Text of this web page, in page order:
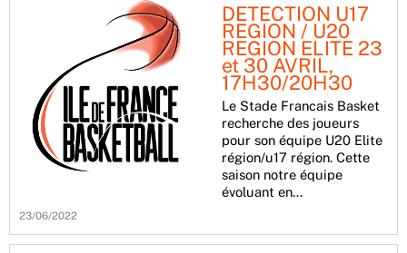
DETECTION U17
REGION / U20
REGION ELITE 23
et 30 AVRIL,
17H30/20H30
Le Stade Francais Basket
recherche des joueurs
pour son équipe U20 Elite
région/u17 région. Cette
saison notre équipe
évoluant en…
23/06/2022